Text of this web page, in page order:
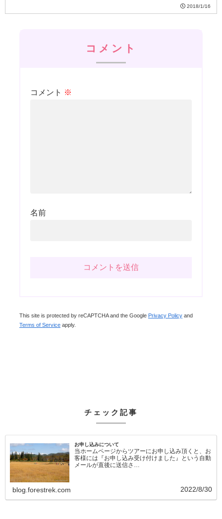
2018/1/16
コメント
コメント ※
名前
This site is protected by reCAPTCHA and the Google Privacy Policy and
Terms of Service apply.
チェック記事
お申し込みについて
当ホームページからツアーにお申し込み頂くと、お
客様には『お申し込み受け付けました』という自動
メールが直後に送信さ…
blog.forestrek.com 2022/8/30